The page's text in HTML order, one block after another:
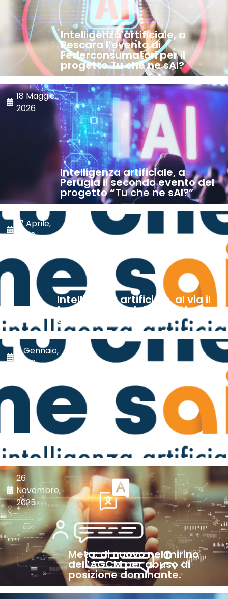
Intelligenza artificiale, a
Pescara l’evento di
Federconsumatori per il
progetto Tu che ne sAI?
18 Maggio,
2026
Intelligenza artificiale, a
Perugia il secondo evento del
progetto “Tu che ne sAI?”
17 Aprile,
2026
Intelligenza artificiale, al via il
tour di eventi del progetto Tu
che ne sAI?
8 Gennaio,
2026
26
Novembre,
2025
Meta: di nuovo nel mirino
dell’AGCM per abuso di
posizione dominante.